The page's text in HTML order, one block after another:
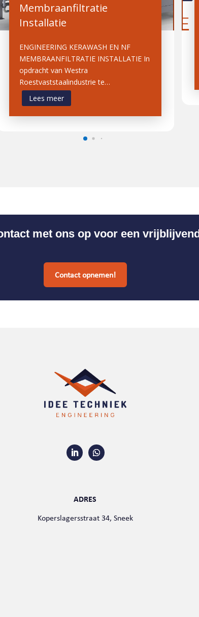
Membraanfiltratie
Installatie
ENGINEERING KERAWASH EN NF
MEMBRAANFILTRATIE INSTALLATIE In
opdracht van Westra
Roestvaststaalindustrie te…
Lees meer
met ons op voor een
Contact opnemen!
ADRES
Koperslagersstraat 34, Sneek